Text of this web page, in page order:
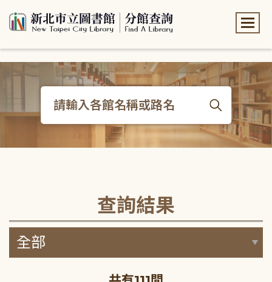
查詢結果